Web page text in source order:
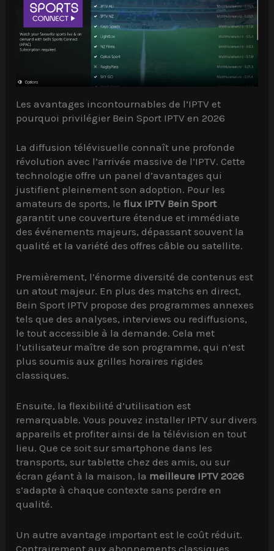
Les avantages incontournables de l’IPTV et
pourquoi privilégier Bein Sport IPTV en 2026
La diffusion télévisuelle connaît une profonde
révolution avec l’arrivée massive de l’IPTV. Cette
technologie offre un panel d’avantages qui
justifient pleinement son adoption. Pour les
amateurs de sports, leflux IPTV Bein Sport
garantit une couverture étendue et immédiate
des événements majeurs, dépassant souvent la
qualité et la variété des offres câble ou satellite.
Premièrement, l’énorme diversité de contenus est
un atout majeur. En plus des matchs en direct,
Bein Sport IPTV propose des programmes annexes
tels que des analyses, interviews ou rediffusions,
le tout accessible à la demande. Cela met
l’utilisateur maître de son programme, qui n’est
plus soumis aux grilles horaires rigides
classiques.
Ensuite, la flexibilité d’utilisation est
remarquable. Vous pouvez installer IPTV sur divers
appareils et profiter ainsi de la télévision en tout
lieu. Que ce soit sur smartphone dans les
transports, sur tablette chez des amis, ou sur
écran géant à la maison, la meilleure IPTV 2026
s’adapte à chaque contexte sans perdre en
qualité.
Un autre avantage important est le coût réduit.